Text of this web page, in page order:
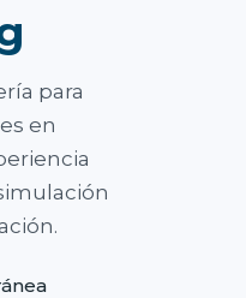
para
en